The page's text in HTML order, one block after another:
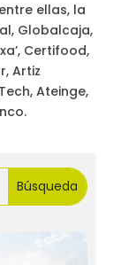
ellas, la
Globalcaja,
Certifood,
Artiz
Ateinge,